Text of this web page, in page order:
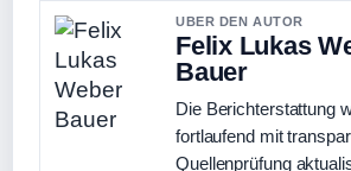
UBER DEN AUTOR
Felix Lukas
Bauer
Die Berichterstattung
fortlaufend mit
Quellenprüfung